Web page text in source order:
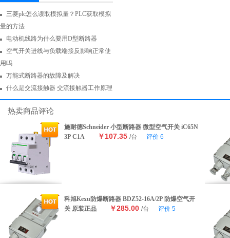
三菱plc怎么读取模拟量？PLC获取模拟
量的方法
电动机线路为什么要用D型断路器
空气开关进线与负载端接反影响正常使
用吗
万能式断路器的故障及解决
什么是交流接触器 交流接触器工作原理
热卖商品评论
施耐德Schneider 小型断路器 微型空气开关 iC65N
3P C1A
￥107.35 /台 评价 6
科旭Kexu防爆断路器 BDZ52-16A/2P 防爆空气开
关 原装正品
￥285.00 /台 评价 5